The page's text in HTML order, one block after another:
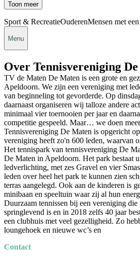
Toon meer
Sport & RecreatieOuderenMensen met
Menu
Over Tennisvereniging
TV de Maten De Maten is een grote en
Apeldoorn. We zijn een vereniging met
van beginneling tot gevorderde. Op
daarnaast organiseren wij talloze andere
minimaal vier toernooien per jaar en
competitie gespeeld. Maar… we doen
Tennisvereniging De Maten is opgericht
vereniging heeft zo'n 600 leden, waarvan
Het tennispark van tennisvereniging De
De Maten in Apeldoorn. Het park bestaat
ledverlichting, met zes Gravel en vier
leden over heel het park te kunnen zien
terras aangelegd. Ook aan de kinderen is
minibaan en speeltuin waar zij al hun
Duurzaam tennissen bij een vereniging die
springlevend is en in 2018 zelfs 40 jaar
een clubhuis met veel gezelligheid. Zo
loungehoek en nieuwe wc’s en
Contact